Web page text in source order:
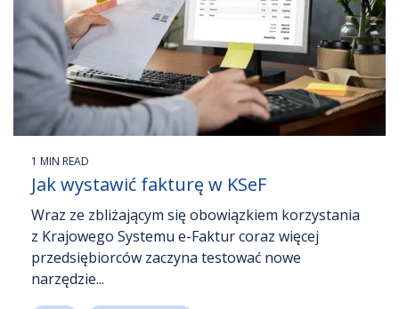
1 MIN READ
Jak wystawić fakturę w KSeF
Wraz ze zbliżającym się obowiązkiem korzystania
z Krajowego Systemu e-Faktur coraz więcej
przedsiębiorców zaczyna testować nowe
narzędzie...